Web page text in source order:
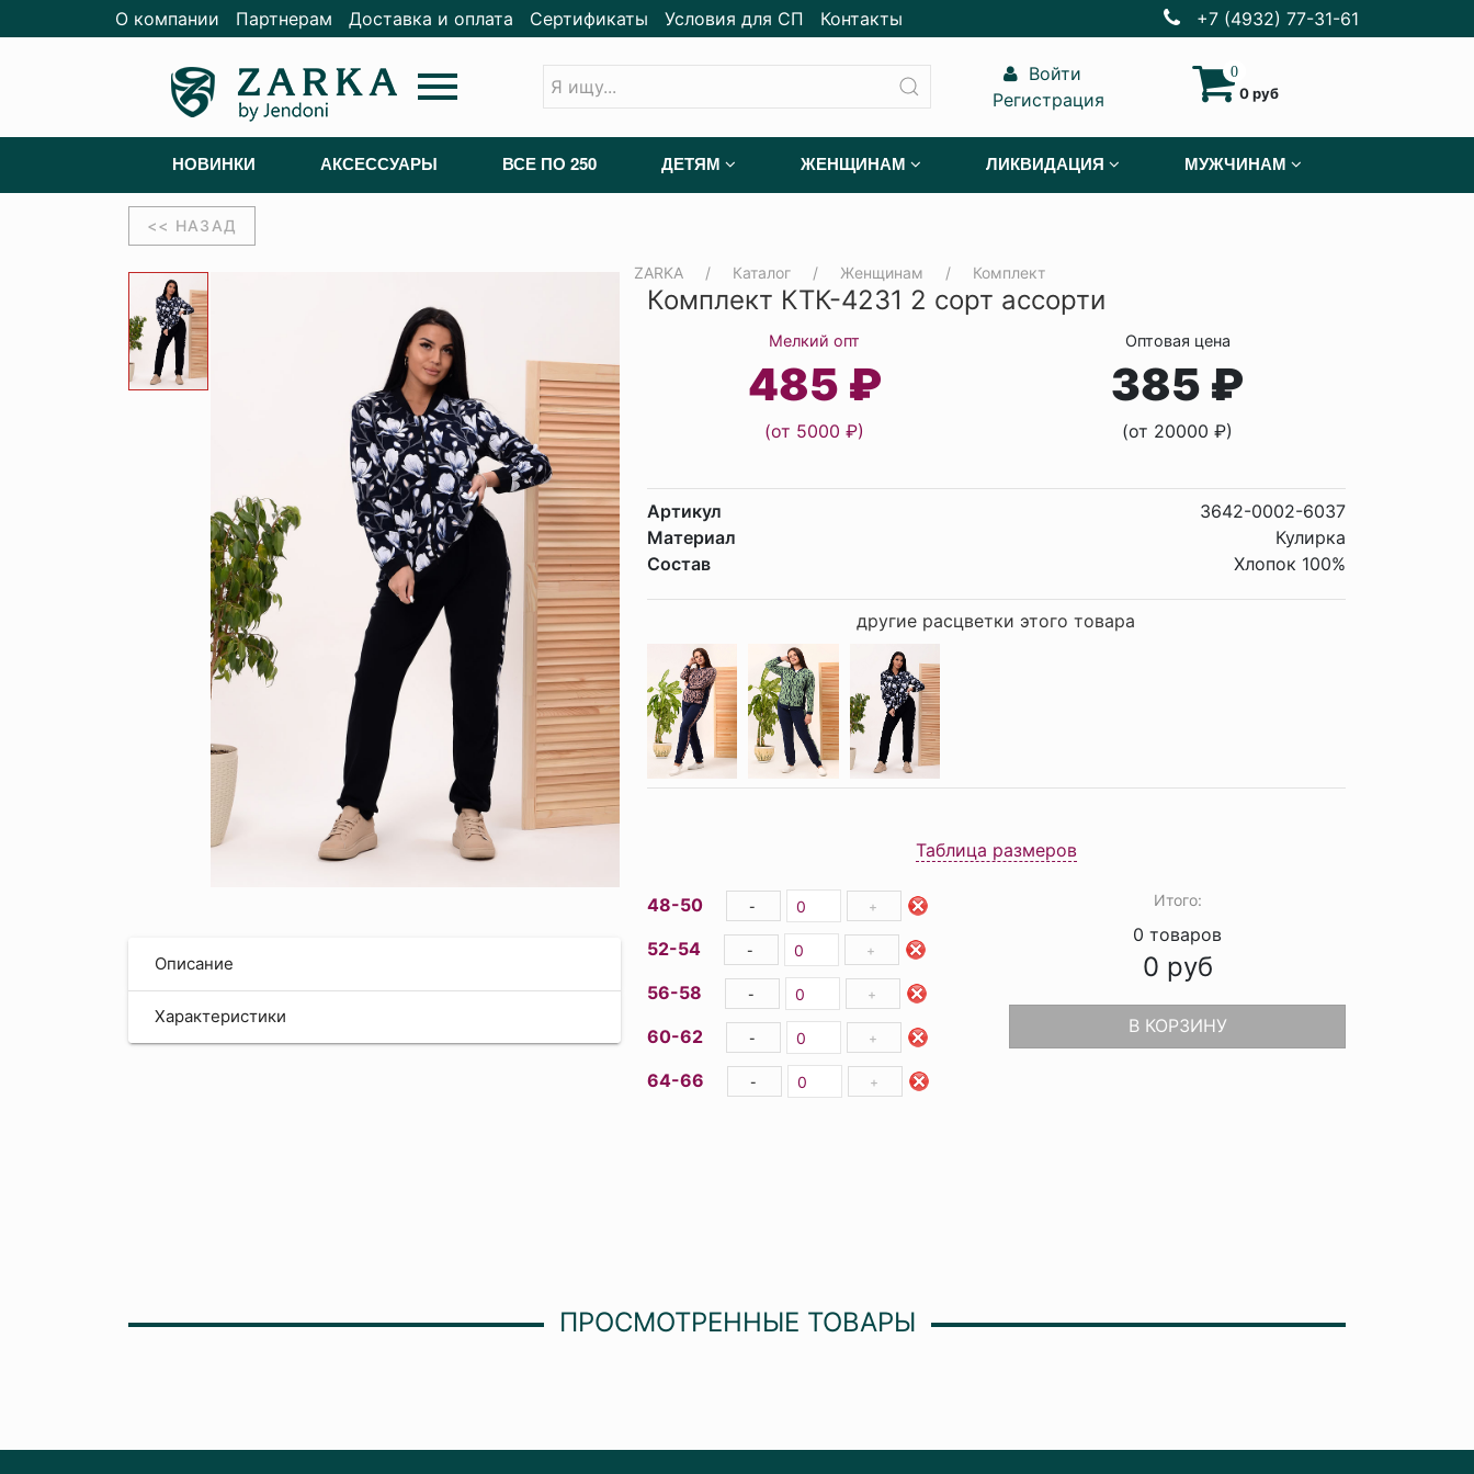
О компании Партнерам Доставка и оплата Сертификаты Условия для СП Контакты +7 (4932) 77-31-61
menu
Войти
Регистрация
0
0 руб
НОВИНКИ АКСЕССУАРЫ ВСЕ ПО 250 ДЕТЯМ ЖЕНЩИНАМ ЛИКВИДАЦИЯ МУЖЧИНАМ
<< НАЗАД
Описание
Характеристики
ZARKA Каталог Женщинам Комплект
Комплект КТК-4231 2 сорт ассорти
Мелкий опт
485 ₽
(от 5000 ₽)
Оптовая цена
385 ₽
(от 20000 ₽)
Артикул
3642-0002-6037
Материал
Кулирка
Состав
Хлопок 100%
другие расцветки этого товара
Таблица размеров
48-50 - +
52-54 - +
56-58 - +
60-62 - +
64-66 - +
Итого:
0 товаров
0 руб
В КОРЗИНУ
ПРОСМОТРЕННЫЕ ТОВАРЫ